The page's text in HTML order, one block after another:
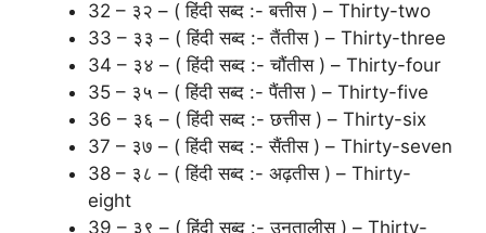
32 – ३२ – ( हिंदी सब्द :- बत्तीस ) – Thirty-two
33 – ३३ – ( हिंदी सब्द :- तैंतीस ) – Thirty-three
34 – ३४ – ( हिंदी सब्द :- चौंतीस ) – Thirty-four
35 – ३५ – ( हिंदी सब्द :- पैंतीस ) – Thirty-five
36 – ३६ – ( हिंदी सब्द :- छत्तीस ) – Thirty-six
37 – ३७ – ( हिंदी सब्द :- सैंतीस ) – Thirty-seven
38 – ३८ – ( हिंदी सब्द :- अढ़तीस ) – Thirty-
eight
39 – ३९ – ( हिंदी सब्द :- उनतालीस ) – Thirty-